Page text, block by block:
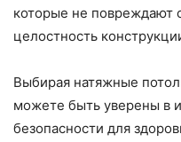
которые не повреждают
целостность
Выбирая натяжные
можете быть уверены в
безопасности для